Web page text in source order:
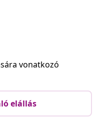
vonatkozó
elállás